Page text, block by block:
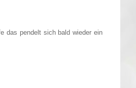
das pendelt sich bald wieder ein